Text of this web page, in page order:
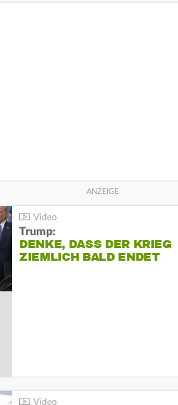
Trump:
DENKE, DASS DER KRIEG
ZIEMLICH BALD ENDET